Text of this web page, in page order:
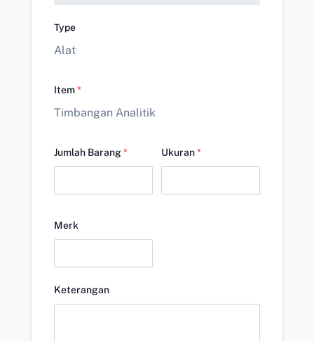
Type
Alat
Item*
Timbangan Analitik
Jumlah Barang* Ukuran*
Merk
Keterangan